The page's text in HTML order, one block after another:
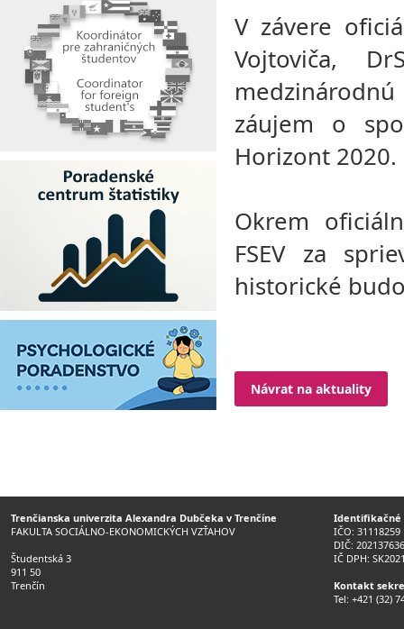
V závere
Vojtoviča,
záujem o
Horizont 2020.
Okrem
FSEV za
historické
Návrat na aktuality
Trenčianska univerzita Alexandra Dubčeka v Trenčíne
FAKULTA SOCIÁLNO-EKONOMICKÝCH VZŤAHOV
Študentská 3
911 50
Trenčín
Identifikačné
IČO: 31118259
DIČ:
IČ DPH:
Kontakt
Tel: +421 (32)